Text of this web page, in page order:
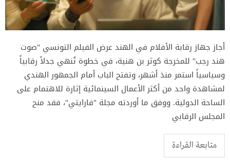
أجاز جهاز رقابة الأفلام في الهند عرض الفيلم التونسي "صوت
هند رجب" للمخرجة كوثر بن هنية، في خطوة تُنهي جدلاً رقابياً
وسياسياً استمر منذ أشهر، وتفتح الباب أمام الجمهور الهندي
لمشاهدة واحد من أكثر الأعمال السينمائية إثارة للاهتمام على
الساحة الدولية. ووفق ما أوردته مجلة "فارايتي"، فقد منح
المجلس الرقابي
متابعة القراءة